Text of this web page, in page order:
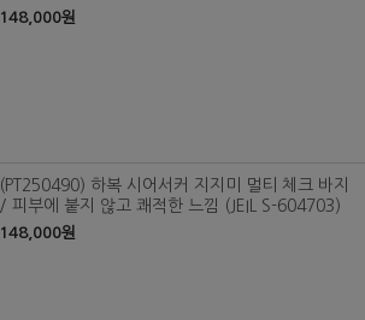
148,000원
(PT250490) 하복 시어서커 지지미 멀티 체크 바지
/ 피부에 붙지 않고 쾌적한 느낌 (JEIL S-604703)
148,000원